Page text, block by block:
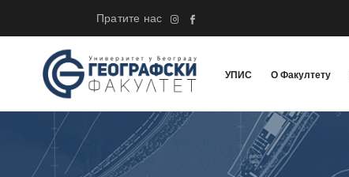
Пратите нас
УПИС О Факултету